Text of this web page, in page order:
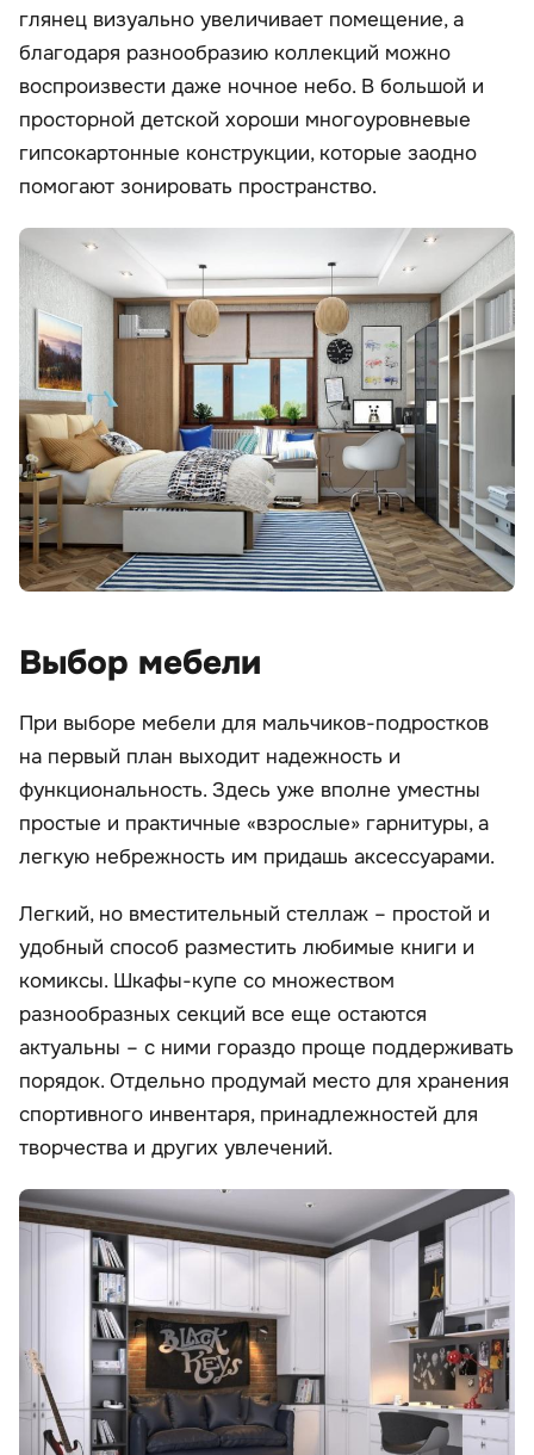
глянец визуально увеличивает помещение, а
благодаря разнообразию коллекций можно
воспроизвести даже ночное небо. В большой и
просторной детской хороши многоуровневые
гипсокартонные конструкции, которые заодно
помогают зонировать пространство.
Выбор мебели
При выборе мебели для мальчиков-подростков
на первый план выходит надежность и
функциональность. Здесь уже вполне уместны
простые и практичные «взрослые» гарнитуры, а
легкую небрежность им придашь аксессуарами.
Легкий, но вместительный стеллаж – простой и
удобный способ разместить любимые книги и
комиксы. Шкафы-купе со множеством
разнообразных секций все еще остаются
актуальны – с ними гораздо проще поддерживать
порядок. Отдельно продумай место для хранения
спортивного инвентаря, принадлежностей для
творчества и других увлечений.